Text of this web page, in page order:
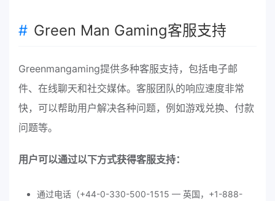
Green Man Gaming客服支持
Greenmangaming提供多种客服支持，包括电子邮
件、在线聊天和社交媒体。客服团队的响应速度非常
快，可以帮助用户解决各种问题，例如游戏兑换、付款
问题等。
用户可以通过以下方式获得客服支持：
通过电话（+44-0-330-500-1515 — 英国，+1-888-